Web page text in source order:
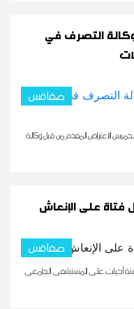
التصرف في
صفاقس
الاعتراض المقدم من قبل وكالة
على الإنعاش
صفاقس
نتائج التحاليل المجراة على فتاة تبلغ من العمر 21 سنة أحيلت على المستشفى الجامعي